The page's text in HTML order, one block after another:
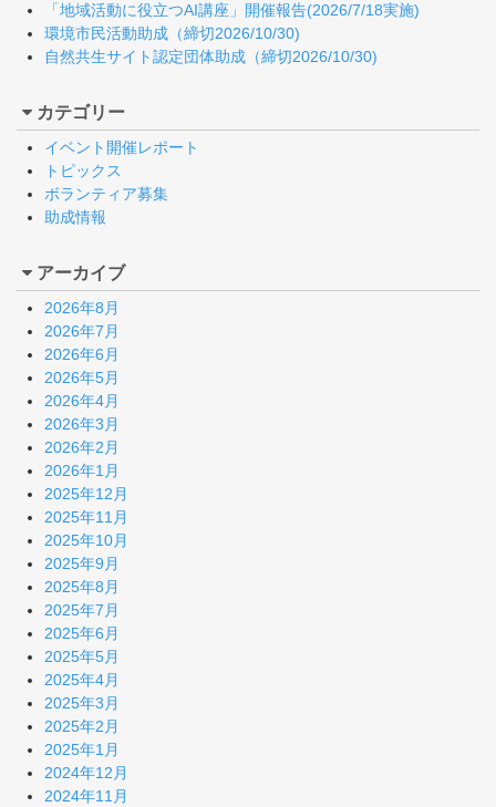
「地域活動に役立つAI講座」開催報告(2026/7/18実施)
環境市民活動助成（締切2026/10/30)
自然共生サイト認定団体助成（締切2026/10/30)
カテゴリー
イベント開催レポート
トピックス
ボランティア募集
助成情報
アーカイブ
2026年8月
2026年7月
2026年6月
2026年5月
2026年4月
2026年3月
2026年2月
2026年1月
2025年12月
2025年11月
2025年10月
2025年9月
2025年8月
2025年7月
2025年6月
2025年5月
2025年4月
2025年3月
2025年2月
2025年1月
2024年12月
2024年11月